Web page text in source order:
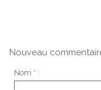
Nouveau
Nom * :